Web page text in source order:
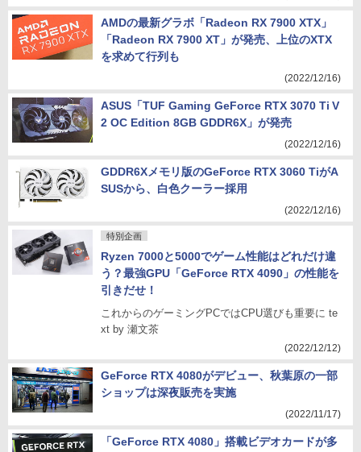
AMDの最新グラボ「Radeon RX 7900 XTX」
「Radeon RX 7900 XT」が発売、上位のXTX
を求めて行列も
(2022/12/16)
ASUS「TUF Gaming GeForce RTX 3070 Ti V
2 OC Edition 8GB GDDR6X」が発売
(2022/12/16)
GDDR6Xメモリ版のGeForce RTX 3060 TiがA
SUSから、白色クーラー採用
(2022/12/16)
特別企画
Ryzen 7000と5000でゲーム性能はどれだけ違
う？最強GPU「GeForce RTX 4090」の性能を
引きだせ！
これからのゲーミングPCではCPU選びも重要に te
xt by 瀬文茶
(2022/12/12)
GeForce RTX 4080がデビュー、秋葉原の一部
ショップは深夜販売を実施
(2022/11/17)
「GeForce RTX 4080」搭載ビデオカードが多